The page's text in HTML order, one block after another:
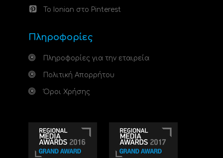
Το Ionian στο Pinterest
Πληροφορίες
Πληροφορίες για την εταιρεία
Πολιτική Απορρήτου
Όροι Χρήσης